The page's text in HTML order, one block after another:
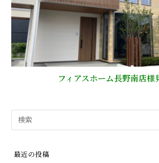
フィアスホーム長野南店様
索
象:
最近の投稿